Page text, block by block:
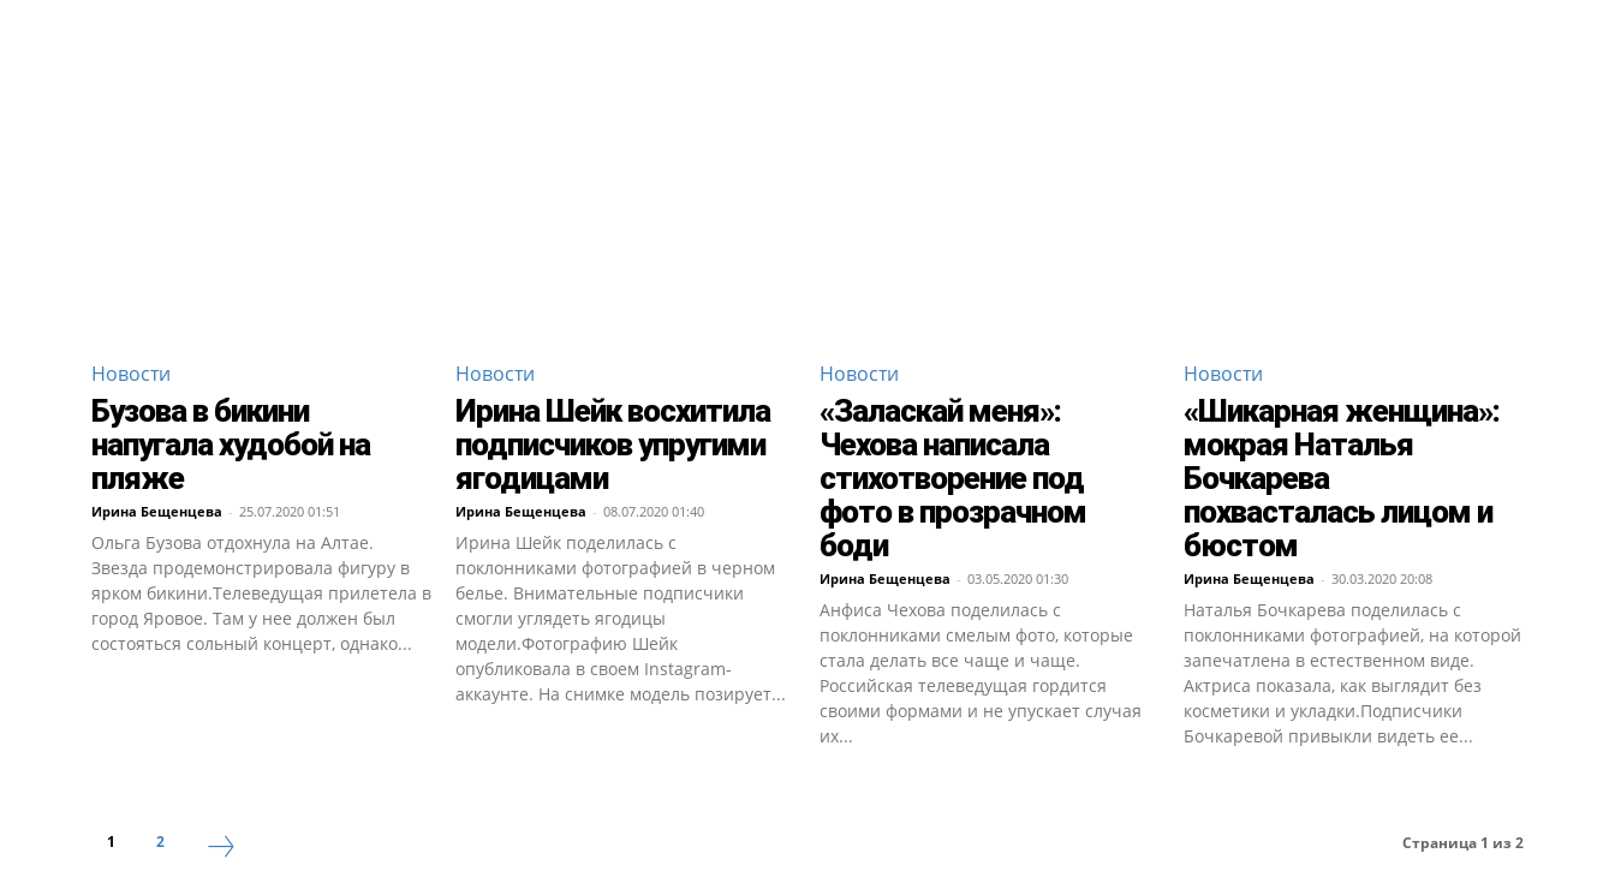
Новости
Бузова в бикини
напугала худобой на
пляже
Ирина Бещенцева - 25.07.2020 01:51
Ольга Бузова отдохнула на Алтае.
Звезда продемонстрировала фигуру в
ярком бикини.Телеведущая прилетела в
город Яровое. Там у нее должен был
состояться сольный концерт, однако...
Новости
Ирина Шейк восхитила
подписчиков упругими
ягодицами
Ирина Бещенцева - 08.07.2020 01:40
Ирина Шейк поделилась с
поклонниками фотографией в черном
белье. Внимательные подписчики
смогли углядеть ягодицы
модели.Фотографию Шейк
опубликовала в своем Instagram-
аккаунте. На снимке модель позирует...
Новости
«Заласкай меня»:
Чехова написала
стихотворение под
фото в прозрачном
боди
Ирина Бещенцева - 03.05.2020 01:30
Анфиса Чехова поделилась с
поклонниками смелым фото, которые
стала делать все чаще и чаще.
Российская телеведущая гордится
своими формами и не упускает случая
их...
Новости
«Шикарная женщина»:
мокрая Наталья
Бочкарева
похвасталась лицом и
бюстом
Ирина Бещенцева - 30.03.2020 20:08
Наталья Бочкарева поделилась с
поклонниками фотографией, на которой
запечатлена в естественном виде.
Актриса показала, как выглядит без
косметики и укладки.Подписчики
Бочкаревой привыкли видеть ее...
1 2 Страница 1 из 2